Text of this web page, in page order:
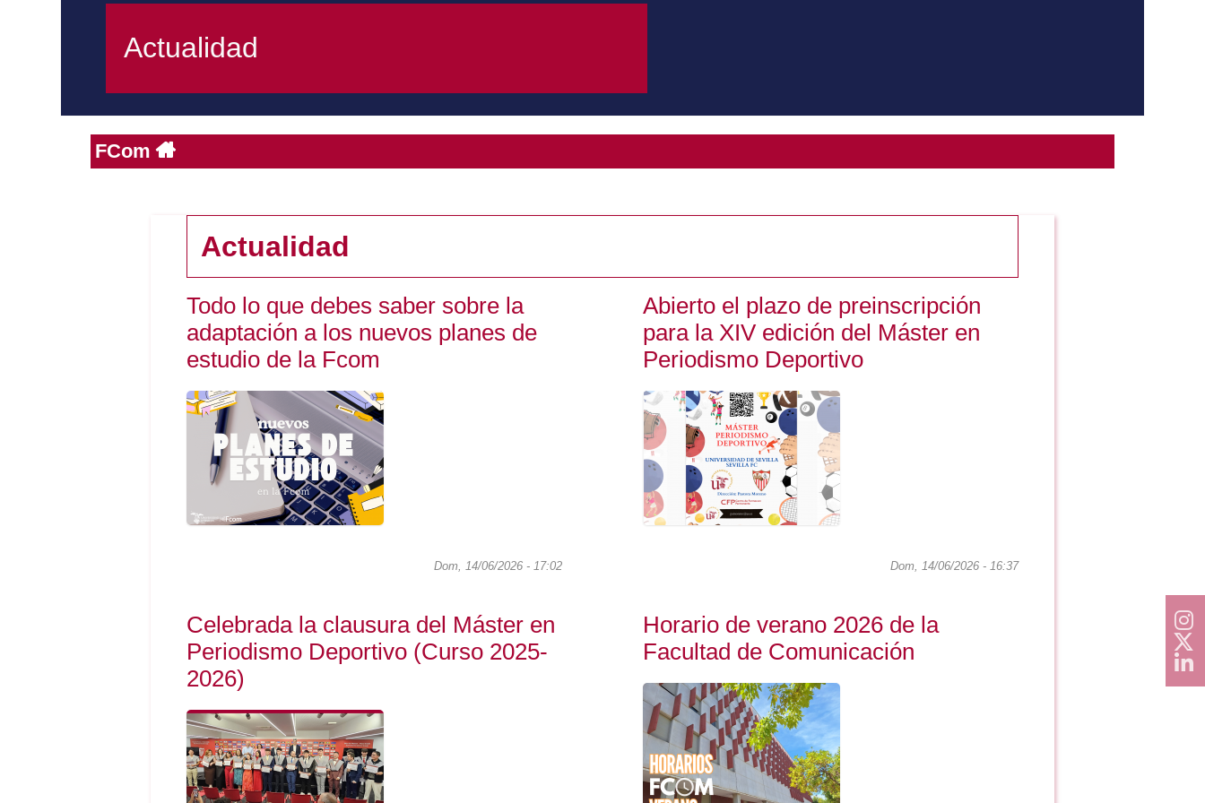
Actualidad
FCom
Actualidad
Todo lo que debes saber sobre la
adaptación a los nuevos planes de
estudio de la Fcom
Dom, 14/06/2026 - 17:02
Abierto el plazo de preinscripción
para la XIV edición del Máster en
Periodismo Deportivo
Dom, 14/06/2026 - 16:37
Celebrada la clausura del Máster en
Periodismo Deportivo (Curso 2025-
2026)
Horario de verano 2026 de la
Facultad de Comunicación